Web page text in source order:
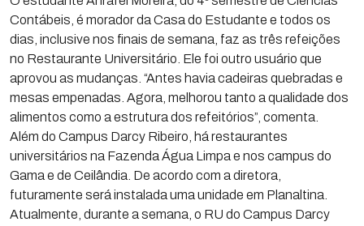
Contábeis, é morador da Casa do Estudante e todos os
dias, inclusive nos finais de semana, faz as três refeições
no Restaurante Universitário. Ele foi outro usuário que
aprovou as mudanças. “Antes havia cadeiras quebradas e
mesas empenadas. Agora, melhorou tanto a qualidade dos
alimentos como a estrutura dos refeitórios”, comenta.
Além do Campus Darcy Ribeiro, há restaurantes
universitários na Fazenda Água Limpa e nos campus do
Gama e de Ceilândia. De acordo com a diretora,
futuramente será instalada uma unidade em Planaltina.
Atualmente, durante a semana, o RU do Campus Darcy